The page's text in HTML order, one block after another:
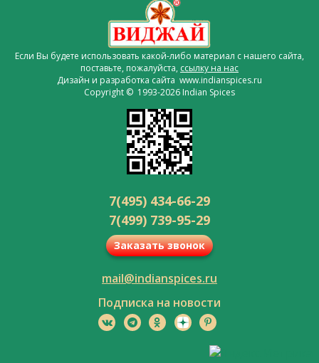
Если Вы будете использовать какой-либо материал с нашего сайта,
поставьте, пожалуйста, ссылку на нас
Дизайн и разработка сайта www.indianspices.ru
Copyright © 1993-2026 Indian Spices
7(495) 434-66-29
7(499) 739-95-29
Заказать звонок
mail@indianspices.ru
Подписка на новости